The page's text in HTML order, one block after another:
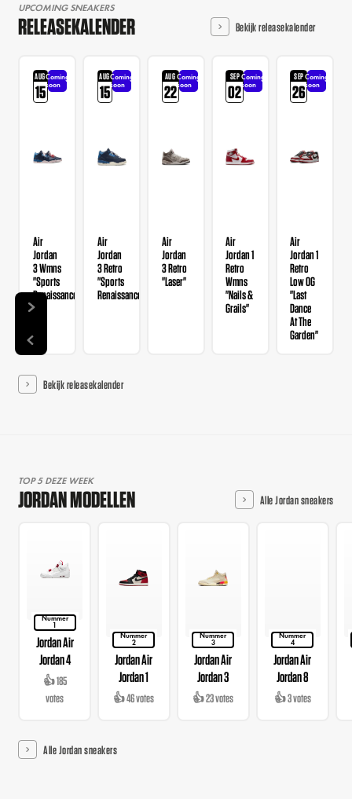
UPCOMING SNEAKERS
RELEASEKALENDER Bekijk releasekalender
AUG
15
Coming
soon
Air
Jordan
3 Wmns
"Sports
Renaissance"
AUG
15
Coming
soon
Air
Jordan
3 Retro
"Sports
Renaissance"
AUG
22
Coming
soon
Air
Jordan
3 Retro
"Laser"
SEP
02
Coming
soon
Air
Jordan 1
Retro
Wmns
"Nails &
Grails"
SEP
26
Coming
soon
Air
Jordan 1
Retro
Low OG
"Last
Dance
At The
Garden"
Bekijk releasekalender
TOP 5 DEZE WEEK
JORDAN MODELLEN Alle Jordan sneakers
Nummer
1
Jordan Air
Jordan 4
👍 185
votes
Nummer
2
Jordan Air
Jordan 1
👍 46 votes
Nummer
3
Jordan Air
Jordan 3
👍 23 votes
Nummer
4
Jordan Air
Jordan 8
👍 3 votes
Alle Jordan sneakers